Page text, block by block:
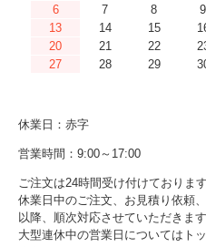
6
7 8 9
13
14 15
20
21 22
27
28 29
休業日：赤字
営業時間：9:00～17:00
ご注文は24時間受け付けております
休業日中のご注文、お見積り依頼
以降、順次対応させていただきま
大型連休中の営業日についてはト